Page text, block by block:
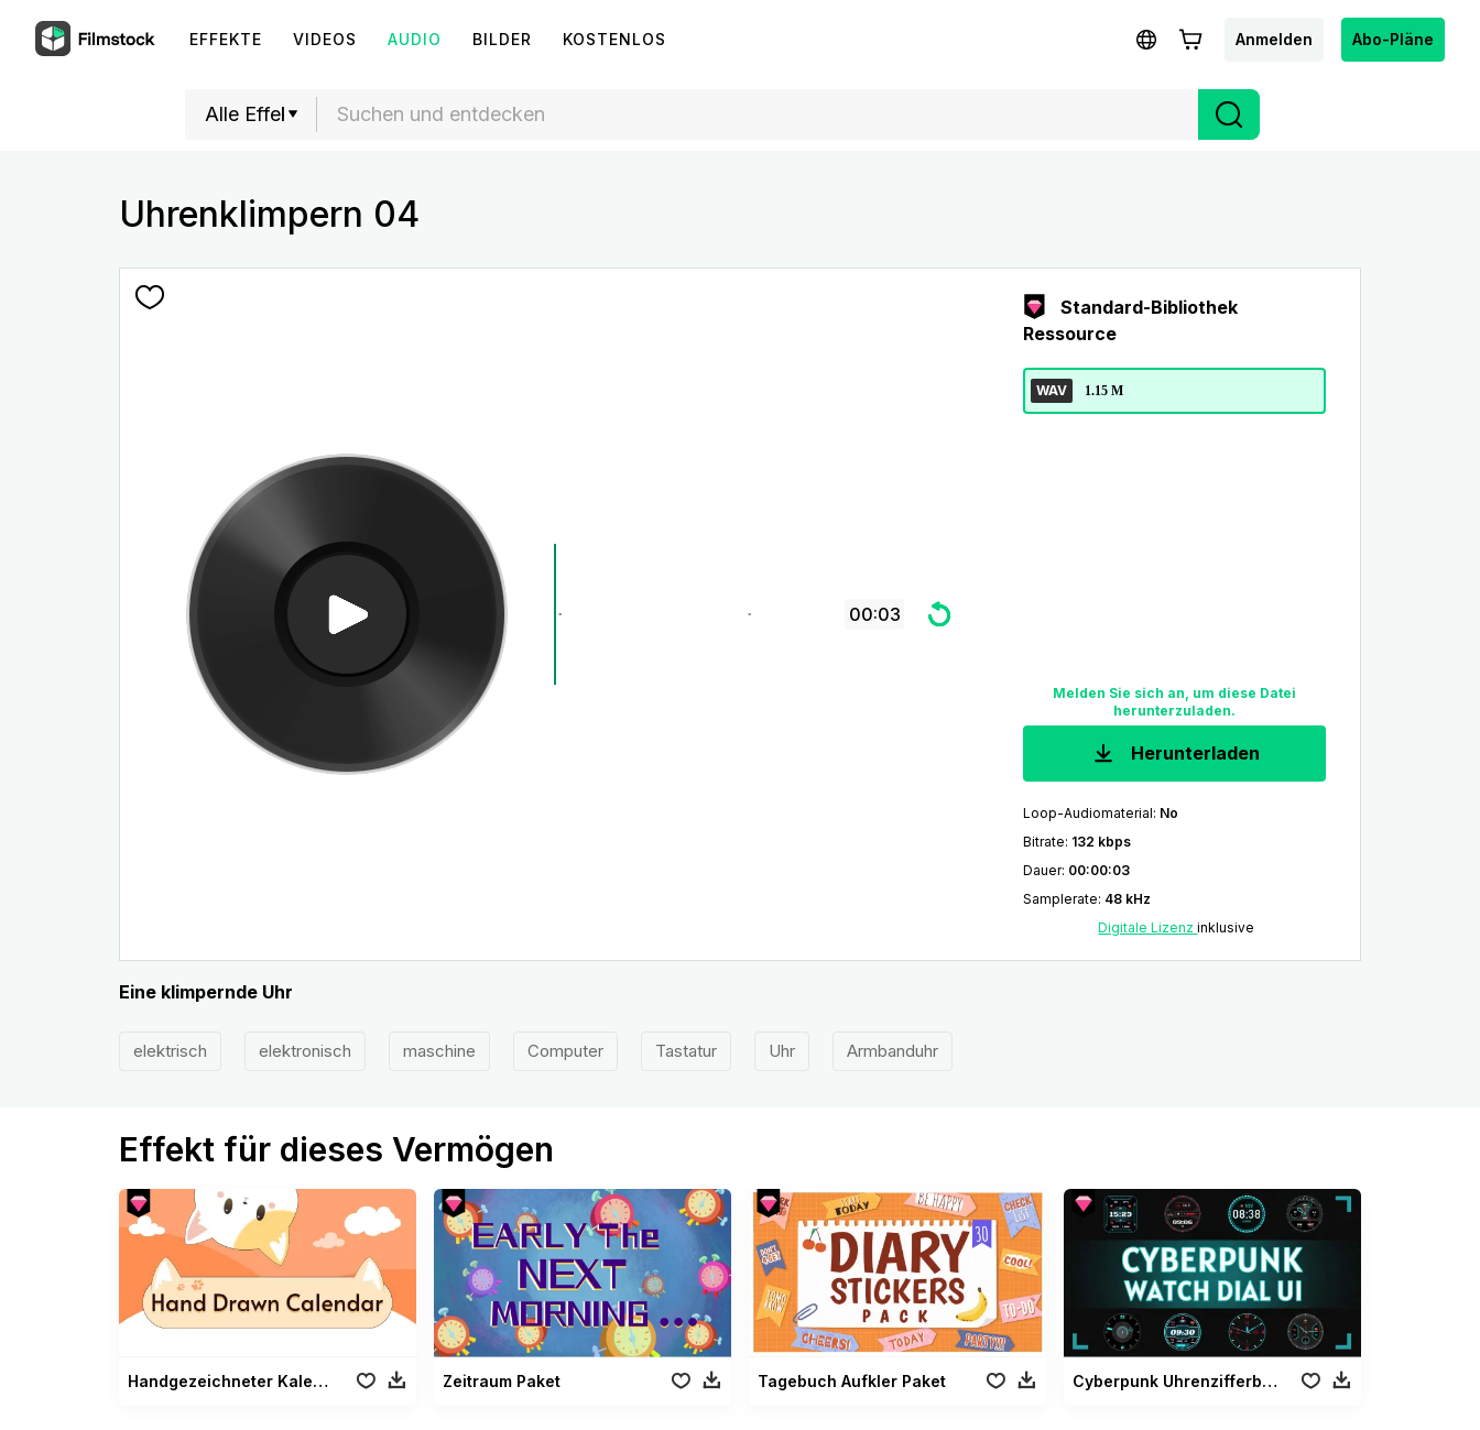
EFFEKTE VIDEOS AUDIO BILDER KOSTENLOS Anmelden Abo-Pläne
Uhrenklimpern 04
00:03
Standard-Bibliothek
Ressource
WAV 1.15 M
Melden Sie sich an, um diese Datei
herunterzuladen.
Herunterladen
Loop-Audiomaterial: No
Bitrate: 132 kbps
Dauer: 00:00:03
Samplerate: 48 kHz
Digitale Lizenzinklusive
Eine klimpernde Uhr
elektrisch elektronisch maschine Computer Tastatur Uhr Armbanduhr
Effekt für dieses Vermögen
Handgezeichneter Kalender Zeitraum Paket Tagebuch Aufkler Paket Cyberpunk Uhrenzifferblatt UI